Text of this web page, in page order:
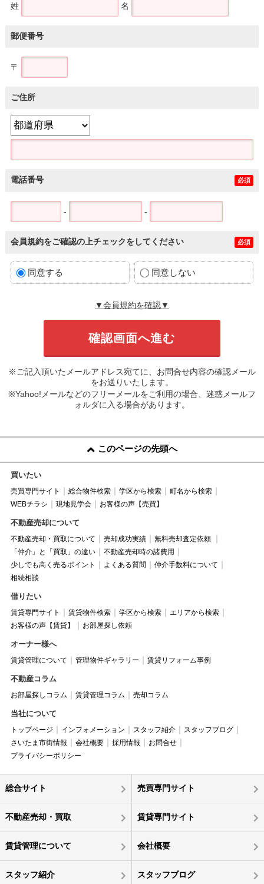
姓 名
郵便番号
〒
ご住所
電話番号 必須
- -
会員規約をご確認の上チェックをしてください 必須
同意する 同意しない
▼会員規約を確認▼
※ご記入頂いたメールアドレス宛てに、お問合せ内容の確認メール
をお送りいたします。
※Yahoo!メールなどのフリーメールをご利用の場合、迷惑メールフ
ォルダに入る場合があります。
このページの先頭へ
買いたい
売買専門サイト 総合物件検索 学区から検索
町名から検索
WEBチラシ
現地見学会 お客様の声【売買】
不動産売却について
不動産売却・買取について 売却成功実績
無料売却査定依頼
「仲介」と「買取」の違い
不動産売却時の諸費用
少しでも高く売るポイント
よくある質問
仲介手数料について
相続相談
借りたい
賃貸専門サイト 賃貸物件検索 学区から検索
エリアから検索
お客様の声【賃貸】
お部屋探し依頼
オーナー様へ
賃貸管理について 管理物件ギャラリー 賃貸リフォーム事例
不動産コラム
お部屋探しコラム 賃貸管理コラム 売却コラム
当社について
トップページ インフォメーション スタッフ紹介
スタッフブログ
さいたま市街情報
会社概要 採用情報
お問合せ
プライバシーポリシー
総合サイト 売買専門サイト
不動産売却・買取 賃貸専門サイト
賃貸管理について 会社概要
スタッフ紹介 スタッフブログ